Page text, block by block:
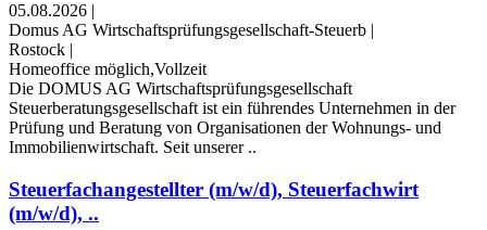
05.08.2026 |
Domus AG Wirtschaftsprüfungsgesellschaft-Steuerb |
Rostock |
Homeoffice möglich,Vollzeit
Die DOMUS AG Wirtschaftsprüfungsgesellschaft
Steuerberatungsgesellschaft ist ein führendes Unternehmen in der
Prüfung und Beratung von Organisationen der Wohnungs- und
Immobilienwirtschaft. Seit unserer ..
Steuerfachangestellter (m/w/d), Steuerfachwirt
(m/w/d), ..